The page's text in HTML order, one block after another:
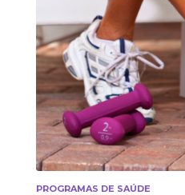
PROGRAMAS DE SAÚDE